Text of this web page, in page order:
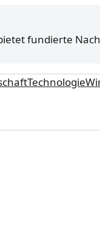
fundierte
Technologie